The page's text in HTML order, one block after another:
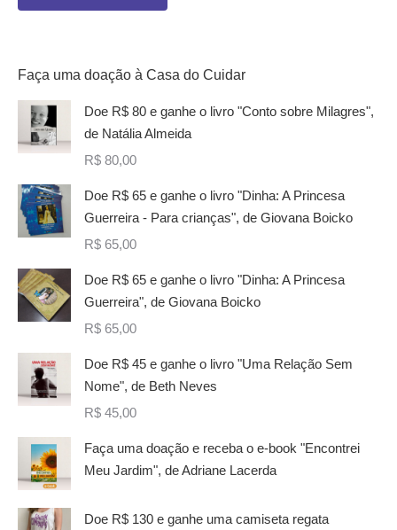
Faça uma doação à Casa do Cuidar
Doe R$ 80 e ganhe o livro "Conto sobre Milagres",
de Natália Almeida
R$ 80,00
Doe R$ 65 e ganhe o livro "Dinha: A Princesa
Guerreira - Para crianças", de Giovana Boicko
R$ 65,00
Doe R$ 65 e ganhe o livro "Dinha: A Princesa
Guerreira", de Giovana Boicko
R$ 65,00
Doe R$ 45 e ganhe o livro "Uma Relação Sem
Nome", de Beth Neves
R$ 45,00
Faça uma doação e receba o e-book "Encontrei
Meu Jardim", de Adriane Lacerda
Doe R$ 130 e ganhe uma camiseta regata